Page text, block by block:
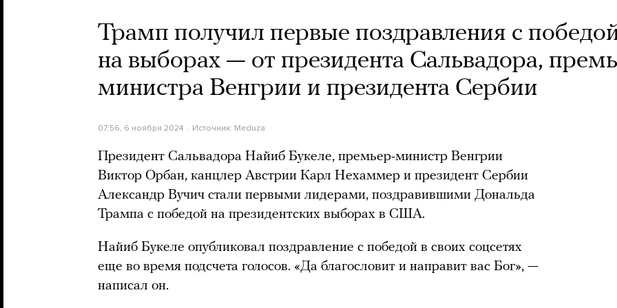
Трамп получил первые поздравления с
на выборах — от президента Сальвадора,
министра Венгрии и президента Сербии
07:56, 6 ноября 2024 Источник: Meduza
Президент Сальвадора Найиб Букеле, премьер-министр Венгрии
Виктор Орбан, канцлер Австрии Карл Нехаммер и президент Сербии
Александр Вучич стали первыми лидерами, поздравившими Дональда
Трампа с победой на президентских выборах в США.
Найиб Букеле опубликовал поздравление с победой в своих соцсетях
еще во время подсчета голосов. «Да благословит и направит вас Бог», —
написал он.